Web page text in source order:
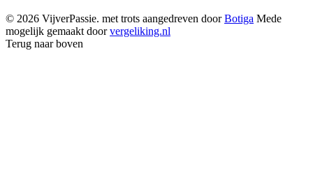
© 2026 VijverPassie. met trots aangedreven doorBotiga Mede
mogelijk gemaakt doorvergeliking.nl
Terug naar boven